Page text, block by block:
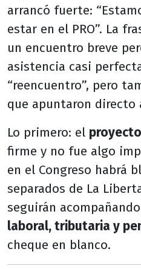
arrancó fuerte:
estar en el PRO”. La
un encuentro breve
asistencia casi
“reencuentro”, pero
que apuntaron directo
Lo primero: el
firme y no fue algo
en el Congreso habrá
separados de La
seguirán
laboral, tributaria y
cheque en blanco.